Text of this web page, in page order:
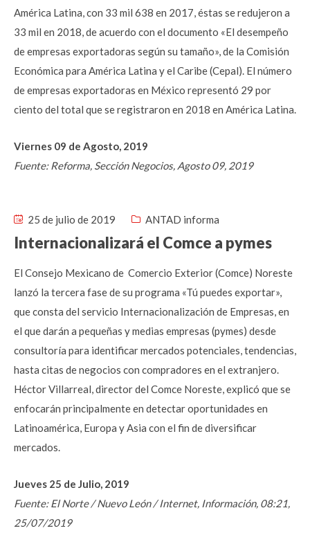
América Latina, con 33 mil 638 en 2017, éstas se redujeron a
33 mil en 2018, de acuerdo con el documento «El desempeño
de empresas exportadoras según su tamaño», de la Comisión
Económica para América Latina y el Caribe (Cepal). El número
de empresas exportadoras en México representó 29 por
ciento del total que se registraron en 2018 en América Latina.
Viernes 09 de Agosto, 2019
Fuente: Reforma, Sección Negocios, Agosto 09, 2019
25 de julio de 2019 ANTAD informa
Internacionalizará el Comce a pymes
El Consejo Mexicano de Comercio Exterior (Comce) Noreste
lanzó la tercera fase de su programa «Tú puedes exportar»,
que consta del servicio Internacionalización de Empresas, en
el que darán a pequeñas y medias empresas (pymes) desde
consultoría para identificar mercados potenciales, tendencias,
hasta citas de negocios con compradores en el extranjero.
Héctor Villarreal, director del Comce Noreste, explicó que se
enfocarán principalmente en detectar oportunidades en
Latinoamérica, Europa y Asia con el fin de diversificar
mercados.
Jueves 25 de Julio, 2019
Fuente: El Norte / Nuevo León / Internet, Información, 08:21,
25/07/2019